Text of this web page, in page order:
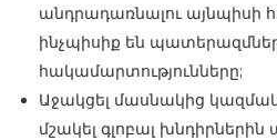
անդրադառնալու այնպիսի
ինչպիսիք են
հակամարտությունները;
Աջակցել մասնակից
մշակել գլոբալ խնդիրներին